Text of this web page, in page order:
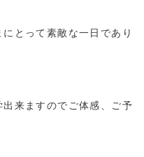
とって素敵な一日であり
来ますのでご体感、ご予